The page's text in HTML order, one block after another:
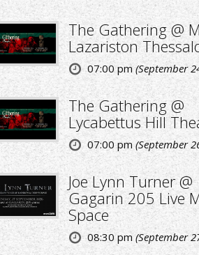
The Gathering @
Lazariston
07:00 pm(September
The Gathering @
Lycabettus Hill
07:00 pm (September
Joe Lynn Turner @
Gagarin 205 Live
Space
08:30 pm(September